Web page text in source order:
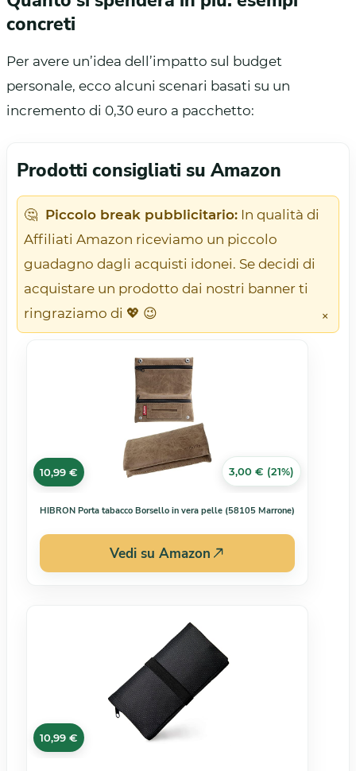
concreti
Per avere un’idea dell’impatto sul budget
personale, ecco alcuni scenari basati su un
incremento di 0,30 euro a pacchetto:
Prodotti consigliati su Amazon
🤔 Piccolo break pubblicitario: In qualità di
Affiliati Amazon riceviamo un piccolo
guadagno dagli acquisti idonei. Se decidi di
acquistare un prodotto dai nostri banner ti
ringraziamo di 💖 😉
×
10,99 € 3,00 € (21%)
HIBRON Porta tabacco Borsello in vera pelle (58105 Marrone)
Vedi su Amazon
10,99 €